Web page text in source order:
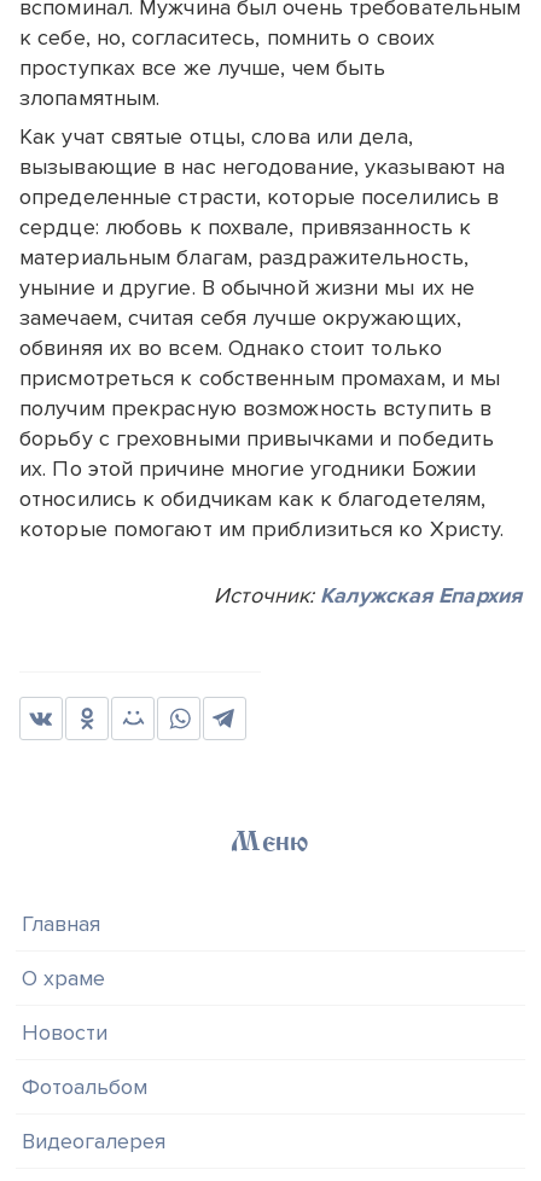
вспоминал. Мужчина был очень требовательным
к себе, но, согласитесь, помнить о своих
проступках все же лучше, чем быть
злопамятным.
Как учат святые отцы, слова или дела,
вызывающие в нас негодование, указывают на
определенные страсти, которые поселились в
сердце: любовь к похвале, привязанность к
материальным благам, раздражительность,
уныние и другие. В обычной жизни мы их не
замечаем, считая себя лучше окружающих,
обвиняя их во всем. Однако стоит только
присмотреться к собственным промахам, и мы
получим прекрасную возможность вступить в
борьбу с греховными привычками и победить
их. По этой причине многие угодники Божии
относились к обидчикам как к благодетелям,
которые помогают им приблизиться ко Христу.
Источник: Калужская Епархия
Меню
Главная
О храме
Новости
Фотоальбом
Видеогалерея